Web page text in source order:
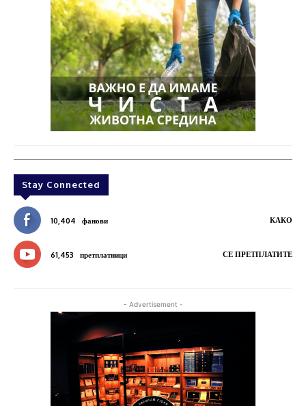
Stay Connected
10,404 фанови КАКО
61,453 претплатници СЕ ПРЕТПЛАТИТЕ
- Advertisement -